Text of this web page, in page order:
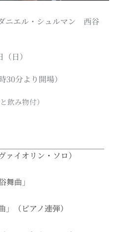
ニエル・シュルマン 西谷
日）
30分より開場）
飲み物付）
イオリン・ソロ）
舞曲」
」（ピアノ連弾）